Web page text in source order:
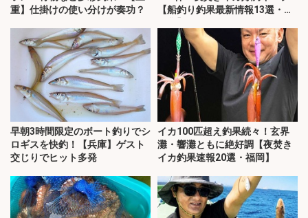
重】仕掛けの使い分けが奏功？
【船釣り釣果最新情報13選・玄
早朝3時間限定のボート釣りでシ
ロギスを快釣！【兵庫】ゲスト
交じりでヒット多発
イカ100匹超え釣果続々！玄界
灘・響灘ともに絶好調【夜焚き
イカ釣果速報20選・福岡】